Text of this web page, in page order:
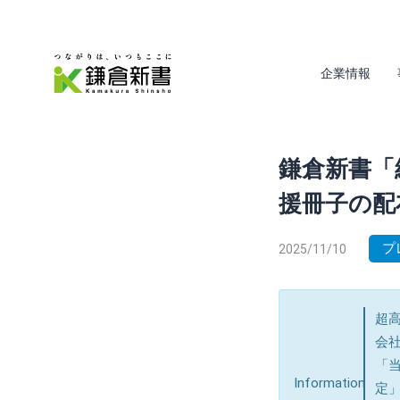
企業情報
鎌倉新書
援冊子の
2025/11/10 プ
Information
超
会
「
定